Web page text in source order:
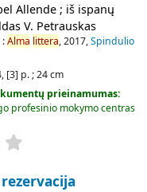
Allende ; iš ispanų
V. Petrauskas
:Alma littera, 2017,Spindulio
[3] p. ; 24 cm
prieinamumas:
profesinio mokymo centras